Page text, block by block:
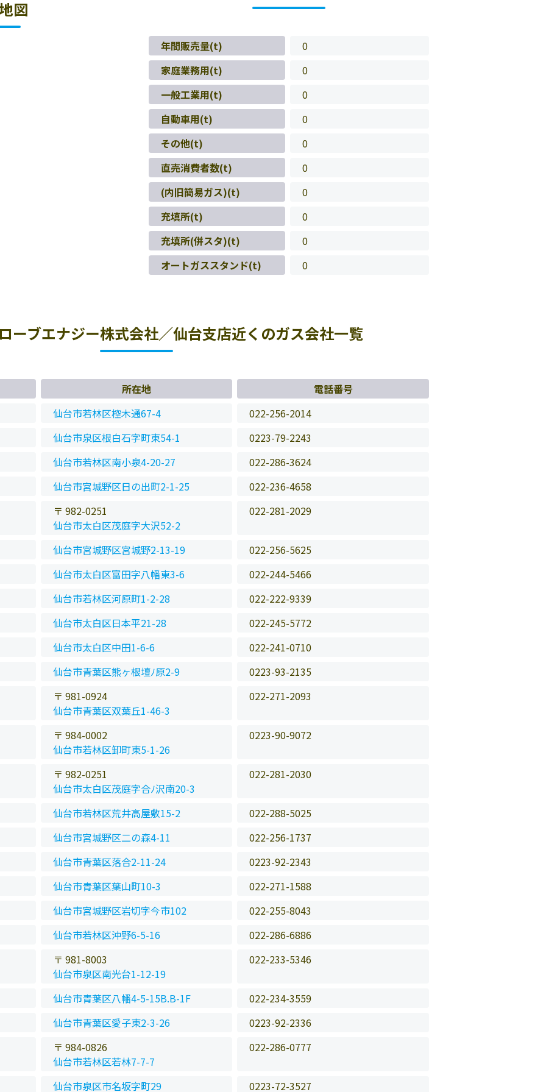
図
年間販売量(t)
0
家庭業務用(t)
0
一般工業用(t)
0
自動車用(t)
0
その他(t)
0
直売消費者数(t)
0
(内旧簡易ガス)(t)
0
充填所(t)
0
充填所(併スタ)(t)
0
オートガススタンド(t)
0
ーブエナジー株式会社／仙台支店近くのガス会社一覧
所在地
電話番号
仙台市若林区椌木通67-4
022-256-2014
仙台市泉区根白石字町東54-1
0223-79-2243
仙台市若林区南小泉4-20-27
022-286-3624
仙台市宮城野区日の出町2-1-25
022-236-4658
〒 982-0251
仙台市太白区茂庭字大沢52-2
022-281-2029
仙台市宮城野区宮城野2-13-19
022-256-5625
仙台市太白区富田字八幡東3-6
022-244-5466
仙台市若林区河原町1-2-28
022-222-9339
仙台市太白区日本平21-28
022-245-5772
仙台市太白区中田1-6-6
022-241-0710
仙台市青葉区熊ヶ根壇ﾉ原2-9
0223-93-2135
〒 981-0924
仙台市青葉区双葉丘1-46-3
022-271-2093
〒 984-0002
仙台市若林区卸町東5-1-26
0223-90-9072
〒 982-0251
仙台市太白区茂庭字合ﾉ沢南20-3
022-281-2030
仙台市若林区荒井高屋敷15-2
022-288-5025
仙台市宮城野区二の森4-11
022-256-1737
仙台市青葉区落合2-11-24
0223-92-2343
仙台市青葉区葉山町10-3
022-271-1588
仙台市宮城野区岩切字今市102
022-255-8043
仙台市若林区沖野6-5-16
022-286-6886
〒 981-8003
仙台市泉区南光台1-12-19
022-233-5346
仙台市青葉区八幡4-5-15B.B-1F
022-234-3559
仙台市青葉区愛子東2-3-26
0223-92-2336
〒 984-0826
仙台市若林区若林7-7-7
022-286-0777
仙台市泉区市名坂字町29 0223-72-3527